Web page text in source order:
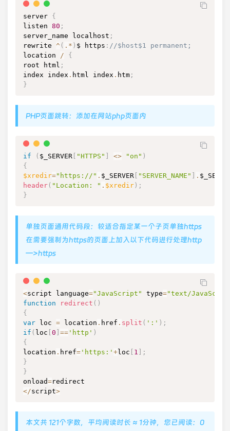
server {
listen 80 ;
server_name localhost ;
rewrite ^ ( . * ) $ https : //$host$1 permanent;
location /
{
root html ;
index index . html index . htm ;
}
PHP页面跳转：添加在网站php页面内
if ( $_SERVER "HTTPS" <> "on" )
{
$xredir="https://" . $_SERVER "SERVER_NAME" .
header ( "Location: " . $xredir ) ;
}
单独页面通用代码段：较适合指定某一个子页单独https
在需要强制为https的页面上加入以下代码进行处理http
—>https
<script language="JavaScript" type="text/
function
redirect ( )
{
var loc = location . href . split ( ':' ) ;
if ( loc 0 == 'http' )
{
location . href= 'https:' +loc 1
;
}
}
onload=
</script>
本文共 121个字数，平均阅读时长 ≈ 1分钟，您已阅读：0